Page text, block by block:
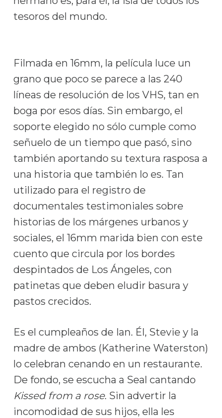
tesoros del mundo.
Filmada en 16mm, la película luce un
grano que poco se parece a las 240
líneas de resolución de los VHS, tan en
boga por esos días. Sin embargo, el
soporte elegido no sólo cumple como
señuelo de un tiempo que pasó, sino
también aportando su textura rasposa a
una historia que también lo es. Tan
utilizado para el registro de
documentales testimoniales sobre
historias de los márgenes urbanos y
sociales, el 16mm marida bien con este
cuento que circula por los bordes
despintados de Los Ángeles, con
patinetas que deben eludir basura y
pastos crecidos.
Es el cumpleaños de Ian. Él, Stevie y la
madre de ambos (Katherine Waterston)
lo celebran cenando en un restaurante.
De fondo, se escucha a Seal cantando
Kissed from a rose. Sin advertir la
incomodidad de sus hijos, ella les